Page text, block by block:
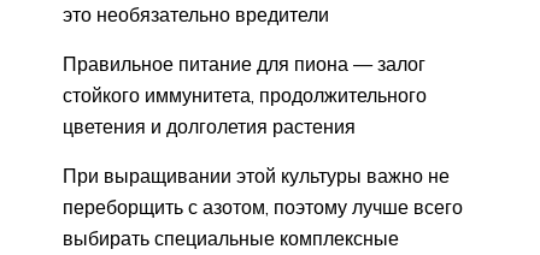
это необязательно вредители
Правильное питание для пиона — залог
стойкого иммунитета, продолжительного
цветения и долголетия растения
При выращивании этой культуры важно не
переборщить с азотом, поэтому лучше всего
выбирать специальные комплексные